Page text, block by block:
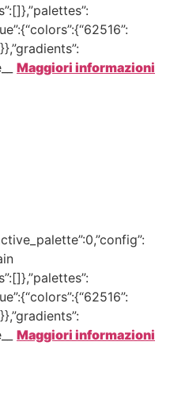
Maggiori informazioni
Maggiori informazioni